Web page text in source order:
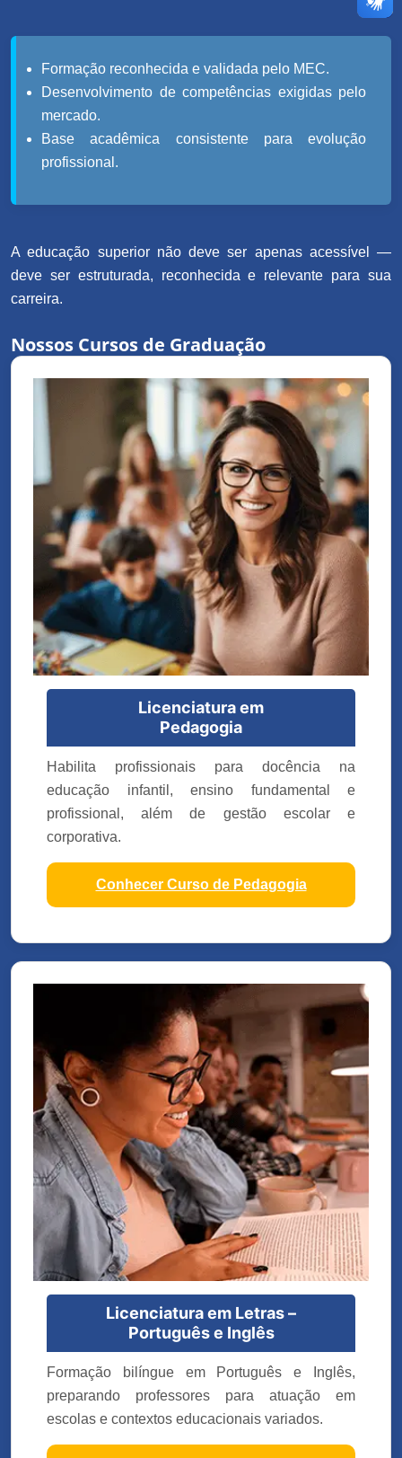
Formação reconhecida e validada pelo MEC.
Desenvolvimento de competências exigidas pelo
mercado.
Base acadêmica consistente para evolução
profissional.
A educação superior não deve ser apenas acessível —
deve ser estruturada, reconhecida e relevante para sua
carreira.
Nossos Cursos de Graduação
Licenciatura em
Pedagogia
Habilita profissionais para docência na
educação infantil, ensino fundamental e
profissional, além de gestão escolar e
corporativa.
Conhecer Curso de Pedagogia
Licenciatura em Letras –
Português e Inglês
Formação bilíngue em Português e Inglês,
preparando professores para atuação em
escolas e contextos educacionais variados.